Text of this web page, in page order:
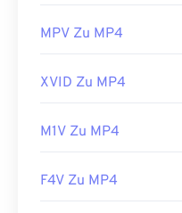
Entwickelt von:
Norm: ISO/IEC 14496
Erstveröffentlichung:
https://
MPV Zu MP4
XVID Zu MP4
M1V Zu MP4
F4V Zu MP4